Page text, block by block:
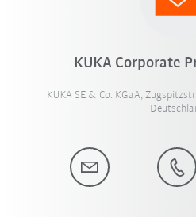
KUKA Corporate
KUKA SE & Co. KGaA,